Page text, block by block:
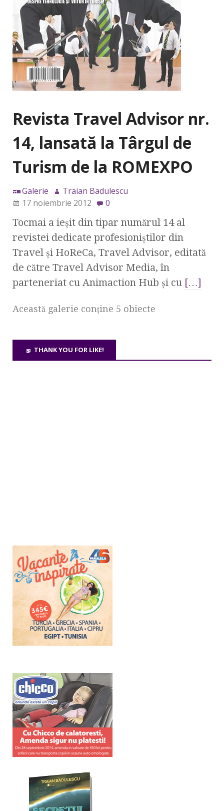
Revista Travel Advisor nr.
14, lansată la Târgul de
Turism de la ROMEXPO
Galerie
Traian Badulescu
17 noiembrie 2012
0
Tocmai a ieşit din tipar numărul 14 al
revistei dedicate profesioniştilor din
Travel şi HoReCa, Travel Advisor, editată
de către Travel Advisor Media, în
parteneriat cu Animaction Hub şi cu […]
Această galerie conţine 5 obiecte
THANK YOU FOR LIKE!